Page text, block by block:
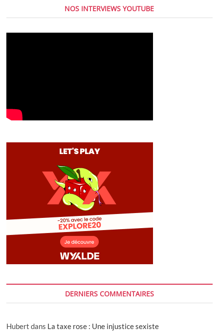
NOS INTERVIEWS YOUTUBE
DERNIERS COMMENTAIRES
Hubert dans La taxe rose : Une injustice sexiste